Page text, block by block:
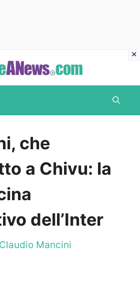
che
a Chivu: la
dell’Inter
Claudio Mancini